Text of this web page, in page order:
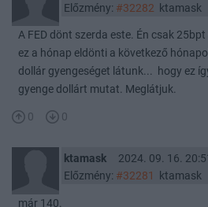
Előzmény: #32282 ktamask
A FED dönt szerda este. Én csak
ez a hónap eldönti a következő
dollár gyengeséget látunk... hogy ez
gyenge dollárt mutat. Meglátjuk.
0 0
ktamask
2024. 09. 16.
Előzmény: #32281 ktamask
már 140.